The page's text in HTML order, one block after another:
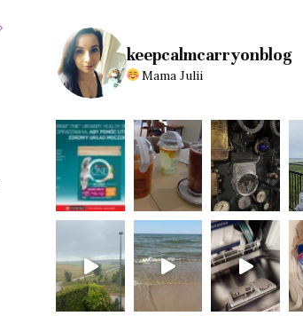
keepcalmcarryonblog
Mama Julii